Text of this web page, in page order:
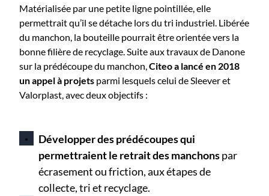
Matérialisée par une petite ligne pointillée, elle
permettrait qu’il se détache lors du tri industriel. Libérée
du manchon, la bouteille pourrait être orientée vers la
bonne filière de recyclage. Suite aux travaux de Danone
sur la prédécoupe du manchon, Citeo a lancé en 2018
un appel à projets parmi lesquels celui de Sleever et
Valorplast, avec deux objectifs :
Développer des prédécoupes qui
permettraient le retrait des manchonspar
écrasement ou friction, aux étapes de
collecte, tri et recyclage.